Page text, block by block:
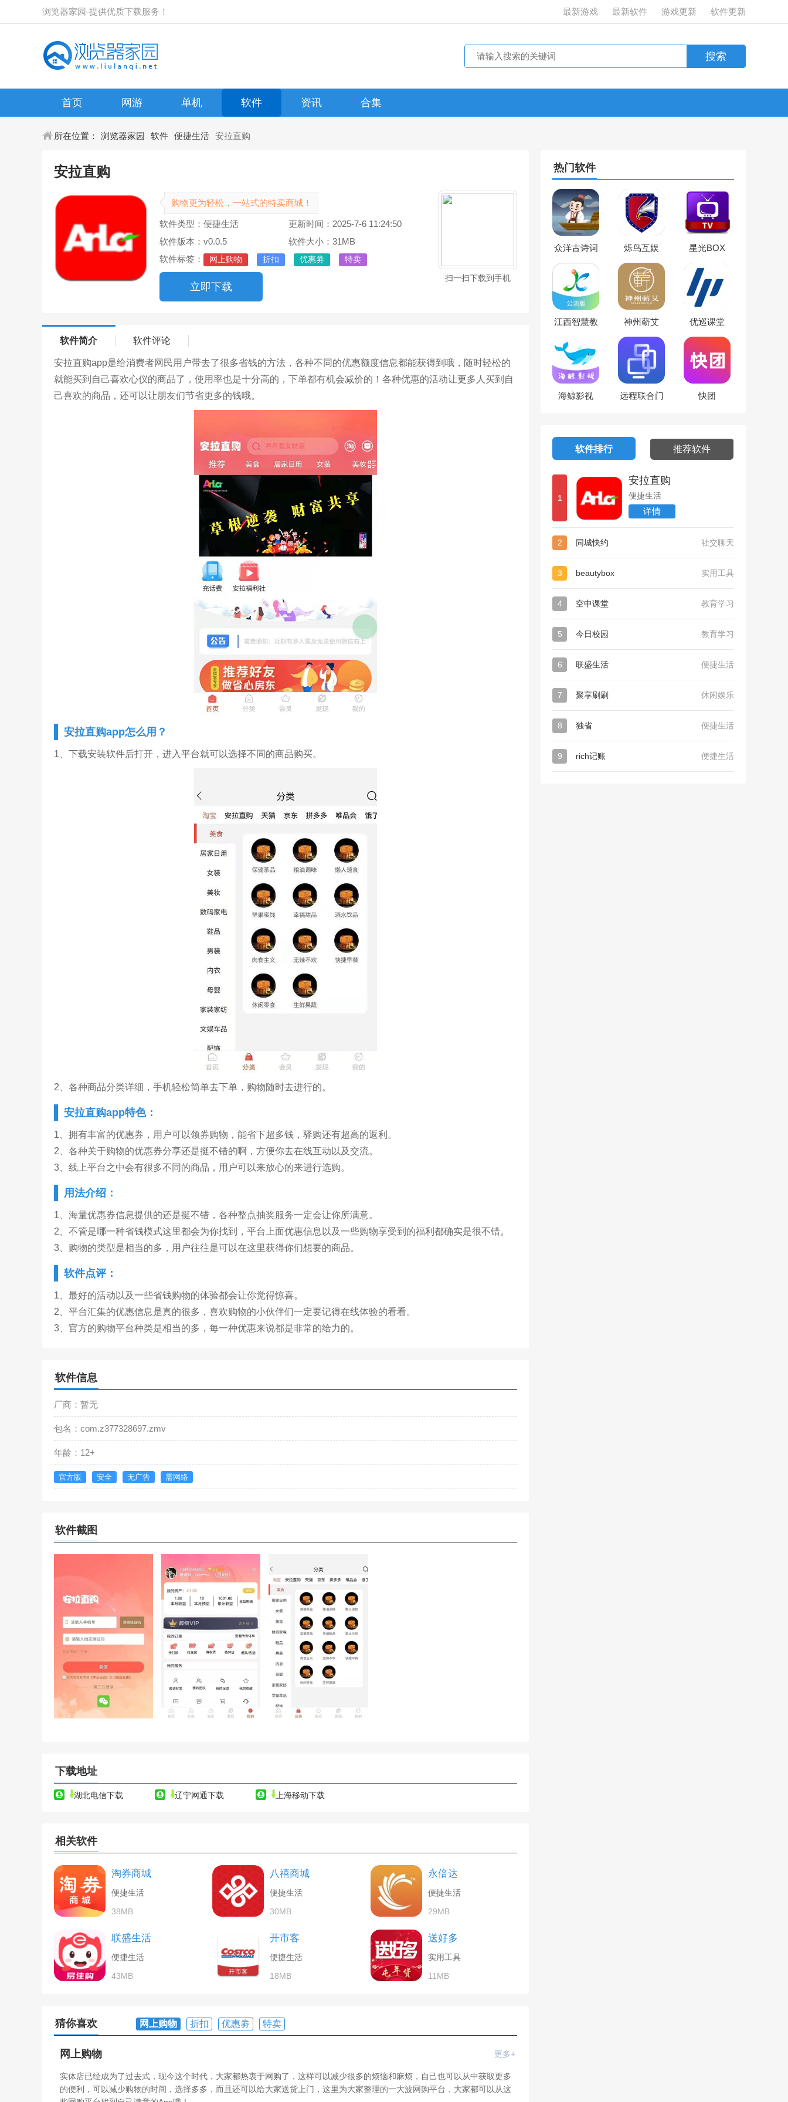
浏览器家园-提供优质下载服务！ 最新游戏 最新软件 游戏更新 软件更新
首页 网游 单机 软件 资讯 合集
所在位置： 浏览器家园 软件 便捷生活 安拉直购
安拉直购
购物更为轻松，一站式的特卖商城！
软件类型：便捷生活
更新时间：2025-7-6 11:24:50
软件版本：v0.0.5
软件大小：31MB
软件标签：
网上购物 折扣 优惠劵 特卖
立即下载
扫一扫下载到手机
软件简介 软件评论
安拉直购app是给消费者网民用户带去了很多省钱的方法，各种不同的优惠额度信息都能获得到哦，随时轻松的
就能买到自己喜欢心仪的商品了，使用率也是十分高的，下单都有机会减价的！各种优惠的活动让更多人买到自
己喜欢的商品，还可以让朋友们节省更多的钱哦。
安拉直购app怎么用？
1、下载安装软件后打开，进入平台就可以选择不同的商品购买。
2、各种商品分类详细，手机轻松简单去下单，购物随时去进行的。
安拉直购app特色：
1、拥有丰富的优惠券，用户可以领券购物，能省下超多钱，驿购还有超高的返利。
2、各种关于购物的优惠券分享还是挺不错的啊，方便你去在线互动以及交流。
3、线上平台之中会有很多不同的商品，用户可以来放心的来进行选购。
用法介绍：
1、海量优惠券信息提供的还是挺不错，各种整点抽奖服务一定会让你所满意。
2、不管是哪一种省钱模式这里都会为你找到，平台上面优惠信息以及一些购物享受到的福利都确实是很不错。
3、购物的类型是相当的多，用户往往是可以在这里获得你们想要的商品。
软件点评：
1、最好的活动以及一些省钱购物的体验都会让你觉得惊喜。
2、平台汇集的优惠信息是真的很多，喜欢购物的小伙伴们一定要记得在线体验的看看。
3、官方的购物平台种类是相当的多，每一种优惠来说都是非常的给力的。
软件信息
厂商：暂无
包名：com.z377328697.zmv
年龄：12+
官方版 安全 无广告 需网络
软件截图
下载地址
湖北电信下载 辽宁网通下载 上海移动下载
相关软件
淘券商城
便捷生活
38MB
八禧商城
便捷生活
30MB
永倍达
便捷生活
29MB
联盛生活
便捷生活
43MB
开市客
便捷生活
18MB
送好多
实用工具
11MB
猜你喜欢 网上购物 折扣 优惠劵 特卖
网上购物 更多+
实体店已经成为了过去式，现今这个时代，大家都热衷于网购了，这样可以减少很多的烦恼和麻烦，自己也可以从中获取更多
的便利，可以减少购物的时间，选择多多，而且还可以给大家送货上门，这里为大家整理的一大波网购平台，大家都可以从这
热门软件
众洋古诗词 烁鸟互娱 星光BOX
江西智慧教
神州蕲艾 优巡课堂
海鲸影视
远程联合门
快团
软件排行 推荐软件
1
安拉直购
便捷生活
详情
2 同城快约 社交聊天
3 beautybox 实用工具
4 空中课堂 教育学习
5 今日校园 教育学习
6 联盛生活 便捷生活
7 聚享刷刷 休闲娱乐
8 独省 便捷生活
9 rich记账 便捷生活